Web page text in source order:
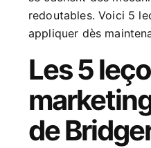
redoutables. Voici 5
appliquer dès
Les 5
de